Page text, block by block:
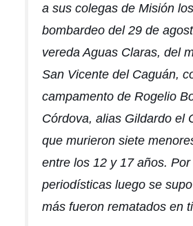
a sus colegas de Misión
bombardeo del 29 de
vereda Aguas Claras, del
San Vicente del Caguán,
campamento de Rogelio
Córdova, alias Gildardo el
que murieron siete
entre los 12 y 17 años.
periodísticas luego se
más fueron rematados en